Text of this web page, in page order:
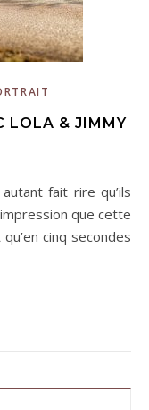
LOLA & JIMMY
que cette
cinq secondes